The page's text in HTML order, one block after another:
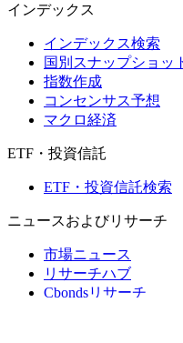
インデックス
インデックス検索
国別スナップショッ
指数作成
コンセンサス予想
マクロ経済
ETF・投資信託
ETF・投資信託検索
ニュースおよびリサーチ
市場ニュース
リサーチハブ
Cbondsリサーチ